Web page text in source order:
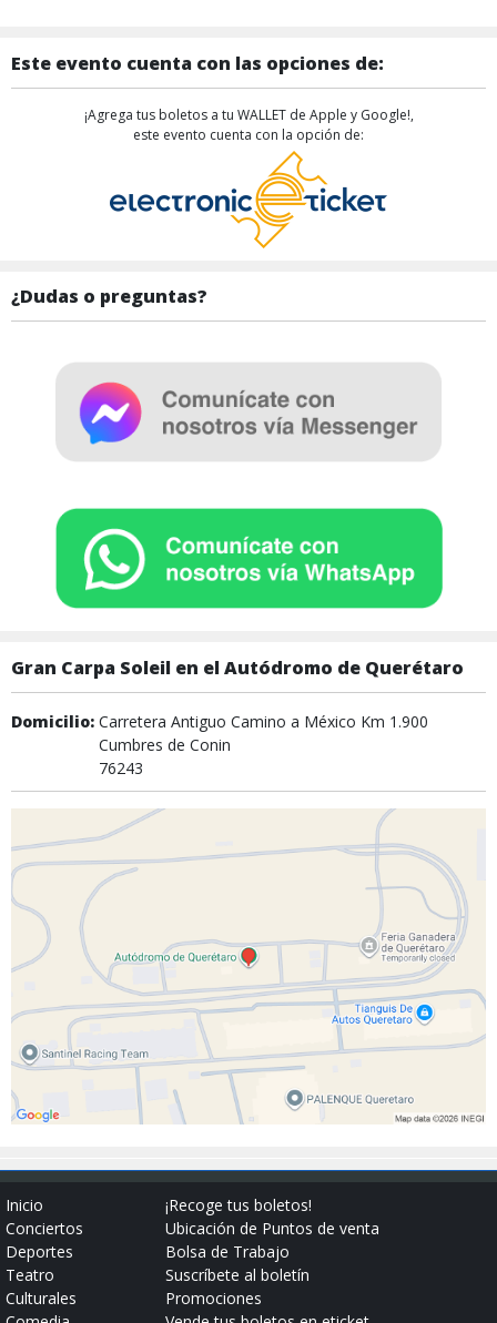
Este evento cuenta con las opciones de:
¡Agrega tus boletos a tu WALLET de Apple y Google!,
este evento cuenta con la opción de:
¿Dudas o preguntas?
Gran Carpa Soleil en el Autódromo de Querétaro
Domicilio: Carretera Antiguo Camino a México Km 1.900
Cumbres de Conin
76243
Inicio
Conciertos
Deportes
Teatro
Culturales
¡Recoge tus boletos!
Ubicación de Puntos de venta
Bolsa de Trabajo
Suscríbete al boletín
Promociones